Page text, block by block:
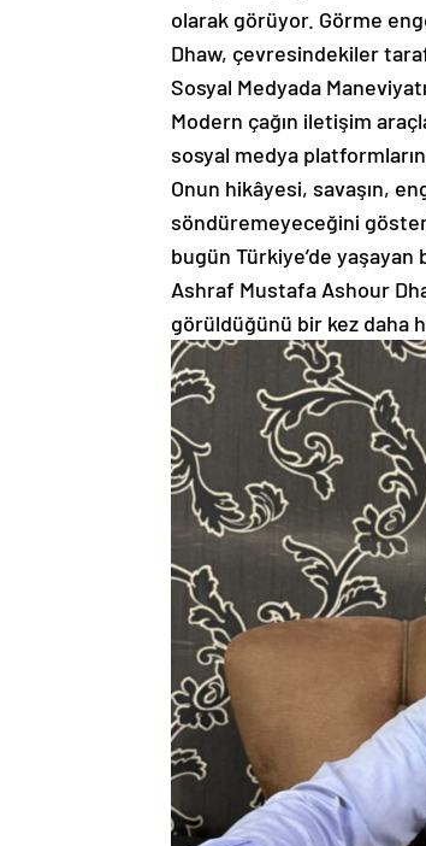
olarak görüyor. Görme
Dhaw, çevresindekiler
Sosyal Medyada
Modern çağın iletişim
sosyal medya
Onun hikâyesi, savaşın,
söndüremeyeceğini
bugün Türkiye’de
Ashraf Mustafa Ashour
görüldüğünü bir kez daha